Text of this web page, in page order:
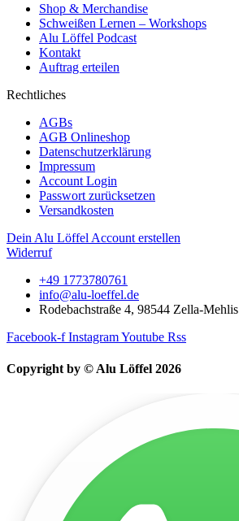
Shop & Merchandise
Schweißen Lernen – Workshops
Alu Löffel Podcast
Kontakt
Auftrag erteilen
Rechtliches
AGBs
AGB Onlineshop
Datenschutzerklärung
Impressum
Account Login
Passwort zurücksetzen
Versandkosten
Dein Alu Löffel Account erstellen
Widerruf
+49 1773780761
info@alu-loeffel.de
Rodebachstraße 4, 98544 Zella-Mehlis
Facebook-f InstagramYoutube Rss
Copyright by © Alu Löffel 2026